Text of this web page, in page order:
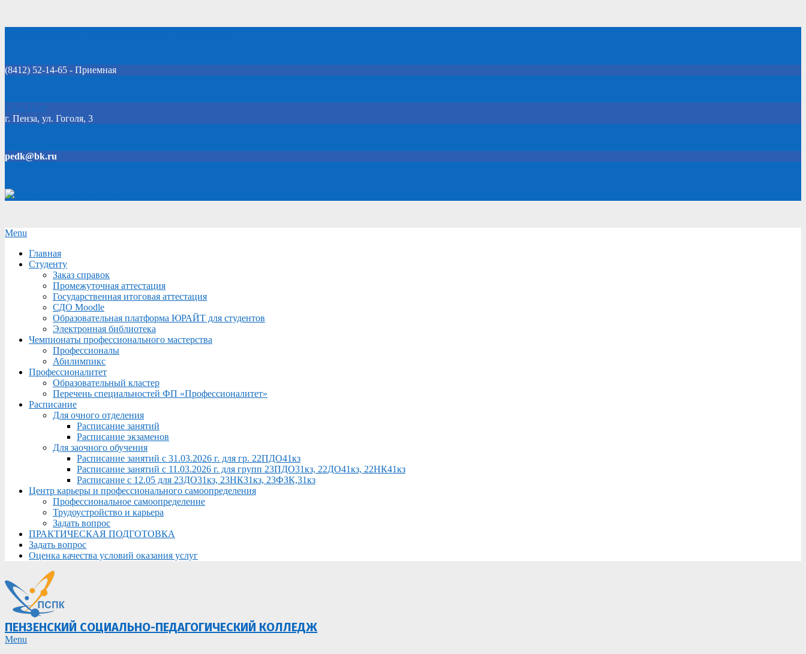
(8412) 52-14-65 - Приемная
Click Here
г. Пенза, ул. Гоголя, 3
pedk@bk.ru
Secondary
Menu
Menu
Главная
Студенту
Заказ справок
Промежуточная аттестация
Государственная итоговая аттестация
СДО Moodle
Образовательная платформа ЮРАЙТ для студентов
Электронная библиотека
Чемпионаты профессионального мастерства
Профессионалы
Абилимпикс
Профессионалитет
Образовательный кластер
Перечень специальностей ФП «Профессионалитет»
Расписание
Для очного отделения
Расписание занятий
Расписание экзаменов
Для заочного обучения
Расписание занятий с 31.03.2026 г. для гр. 22ПДО41кз
Расписание занятий с 11.03.2026 г. для групп 23ПДО31кз, 22ДО41кз, 22НК41кз
Расписание с 12.05 для 23ДО31кз, 23НК31кз, 23ФЗК,31кз
Центр карьеры и профессионального самоопределения
Профессиональное самоопределение
Трудоустройство и карьера
Задать вопрос
ПРАКТИЧЕСКАЯ ПОДГОТОВКА
Задать вопрос
Оценка качества условий оказания услуг
ПЕНЗЕНСКИЙ СОЦИАЛЬНО-ПЕДАГОГИЧЕСКИЙ КОЛЛЕДЖ
Primary
Menu